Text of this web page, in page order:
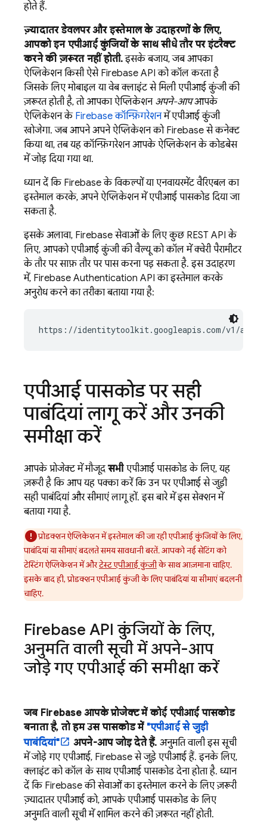
होते हैं.
ज़्यादातर डेवलपर और इस्तेमाल के उदाहरणों के लिए,
आपको इन एपीआई कुंजियों के साथ सीधे तौर पर इंटरैक्ट
करने की ज़रूरत नहीं होती.इसके बजाय, जब आपका
ऐप्लिकेशन किसी ऐसे Firebase API को कॉल करता है
जिसके लिए मोबाइल या वेब क्लाइंट से मिली एपीआई कुंजी की
ज़रूरत होती है, तो आपका ऐप्लिकेशन अपने-आपआपके
ऐप्लिकेशन के Firebase कॉन्फ़िगरेशनमें एपीआई कुंजी
खोजेगा. जब आपने अपने ऐप्लिकेशन को Firebase से कनेक्ट
किया था, तब यह कॉन्फ़िगरेशन आपके ऐप्लिकेशन के कोडबेस
में जोड़ दिया गया था.
ध्यान दें कि Firebase के विकल्पों या एनवायरमेंट वैरिएबल का
इस्तेमाल करके, अपने ऐप्लिकेशन में एपीआई पासकोड दिया जा
सकता है.
इसके अलावा, Firebase सेवाओं के लिए कुछ REST API के
लिए, आपको एपीआई कुंजी की वैल्यू को कॉल में क्वेरी पैरामीटर
के तौर पर साफ़ तौर पर पास करना पड़ सकता है. इस उदाहरण
में, Firebase Authentication API का इस्तेमाल करके
अनुरोध करने का तरीका बताया गया है:
https://identitytoolkit.googleapis.com/v1/
एपीआई पासकोड पर सही
पाबंदियां लागू करें और उनकी
समीक्षा करें
आपके प्रोजेक्ट में मौजूद सभीएपीआई पासकोड के लिए, यह
ज़रूरी है कि आप यह पक्का करें कि उन पर एपीआई से जुड़ी
सही पाबंदियां और सीमाएं लागू हों. इस बारे में इस सेक्शन में
बताया गया है.
प्रोडक्शन ऐप्लिकेशन में इस्तेमाल की जा रही एपीआई कुंजियों के लिए,
पाबंदियां या सीमाएं बदलते समय सावधानी बरतें. आपको नई सेटिंग को
टेस्टिंग ऐप्लिकेशन में औरटेस्ट एपीआई कुंजीके साथ आज़माना चाहिए.
इसके बाद ही, प्रोडक्शन एपीआई कुंजी के लिए पाबंदियां या सीमाएं बदलनी
चाहिए.
Firebase API कुंजियों के लिए,
अनुमति वाली सूची में अपने-आप
जोड़े गए एपीआई की समीक्षा करें
जब Firebase आपके प्रोजेक्ट में कोई एपीआई पासकोड
बनाता है, तो हम उस पासकोड में "एपीआई से जुड़ी
पाबंदियां"
अपने-आप जोड़ देते हैं. अनुमति वाली इस सूची
में जोड़े गए एपीआई, Firebase से जुड़े एपीआई हैं. इनके लिए,
क्लाइंट को कॉल के साथ एपीआई पासकोड देना होता है. ध्यान
दें कि Firebase की सेवाओं का इस्तेमाल करने के लिए ज़रूरी
ज़्यादातर एपीआई को, आपके एपीआई पासकोड के लिए
अनुमति वाली सूची में शामिल करने की ज़रूरत नहीं होती.